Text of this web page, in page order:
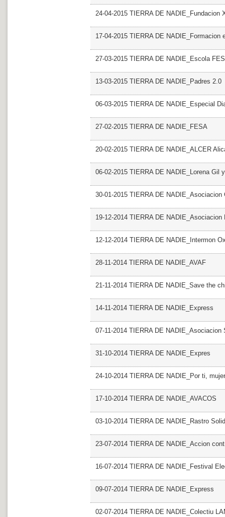
24-04-2015 TIERRA DE NADIE_Fundacion
17-04-2015 TIERRA DE NADIE_Formacion
27-03-2015 TIERRA DE NADIE_Escola
13-03-2015 TIERRA DE NADIE_Padres 2.0
06-03-2015 TIERRA DE NADIE_Especial
27-02-2015 TIERRA DE NADIE_FESA
20-02-2015 TIERRA DE NADIE_ALCER
06-02-2015 TIERRA DE NADIE_Lorena Gil
30-01-2015 TIERRA DE NADIE_Asociacion
19-12-2014 TIERRA DE NADIE_Asociacion
12-12-2014 TIERRA DE NADIE_Intermon
28-11-2014 TIERRA DE NADIE_AVAF
21-11-2014 TIERRA DE NADIE_Save the
14-11-2014 TIERRA DE NADIE_Express
07-11-2014 TIERRA DE NADIE_Asociacion
31-10-2014 TIERRA DE NADIE_Expres
24-10-2014 TIERRA DE NADIE_Por ti, mujer
17-10-2014 TIERRA DE NADIE_AVACOS
03-10-2014 TIERRA DE NADIE_Rastro
23-07-2014 TIERRA DE NADIE_Accion
16-07-2014 TIERRA DE NADIE_Festival
09-07-2014 TIERRA DE NADIE_Express
02-07-2014 TIERRA DE NADIE_Colectiu